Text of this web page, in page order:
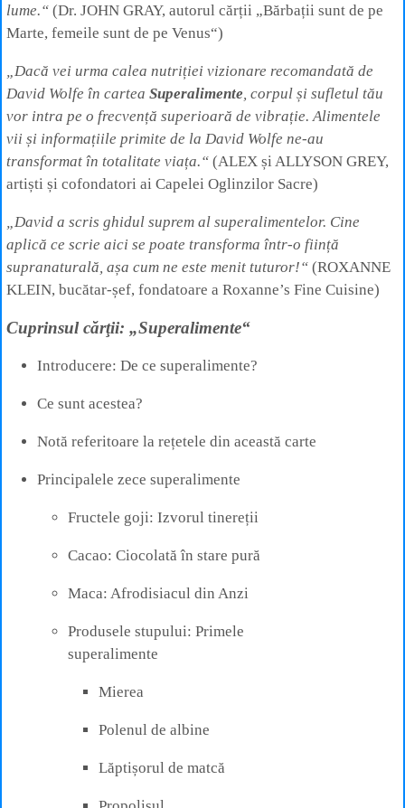
lume.“ (Dr. JOHN GRAY, autorul cărții „Bărbații sunt de pe
Marte, femeile sunt de pe Venus“)
„Dacă vei urma calea nutriției vizionare recomandată de
David Wolfe în cartea Superalimente, corpul și sufletul tău
vor intra pe o frecvență superioară de vibrație. Alimentele
vii și informațiile primite de la David Wolfe ne-au
transformat în totalitate viața.“ (ALEX și ALLYSON GREY,
artiști și cofondatori ai Capelei Oglinzilor Sacre)
„David a scris ghidul suprem al superalimentelor. Cine
aplică ce scrie aici se poate transforma într-o ființă
supranaturală, așa cum ne este menit tuturor!“ (ROXANNE
KLEIN, bucătar-șef, fondatoare a Roxanne’s Fine Cuisine)
Cuprinsul cărţii: „Superalimente“
Introducere: De ce superalimente?
Ce sunt acestea?
Notă referitoare la rețetele din această carte
Principalele zece superalimente
Fructele goji: Izvorul tinereții
Cacao: Ciocolată în stare pură
Maca: Afrodisiacul din Anzi
Produsele stupului: Primele
superalimente
Mierea
Polenul de albine
Lăptișorul de matcă